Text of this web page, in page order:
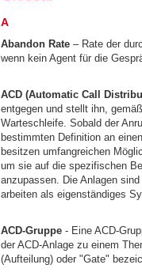
A
Abandon Rate – Rate der
wenn kein Agent für die
ACD (Automatic Call
entgegen und stellt ihn,
Warteschleife. Sobald der
bestimmten Definition an
besitzen umfangreichen
um sie auf die spezifischen
anzupassen. Die Anlagen
arbeiten als eigenständiges
ACD-Gruppe - Eine ACD-
der ACD-Anlage zu einem
(Aufteilung) oder "Gate"